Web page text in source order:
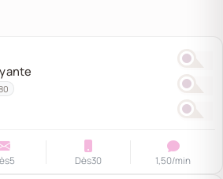
5 Dès30 1,50/min